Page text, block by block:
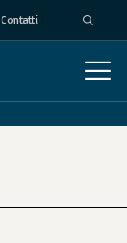
Contatti